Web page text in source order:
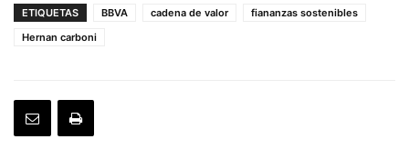
ETIQUETAS BBVA cadena de valor
fiananzas sostenibles
Hernan carboni